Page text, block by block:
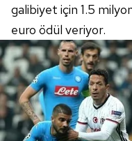
galibiyet için 1.5
euro ödül veriyor.